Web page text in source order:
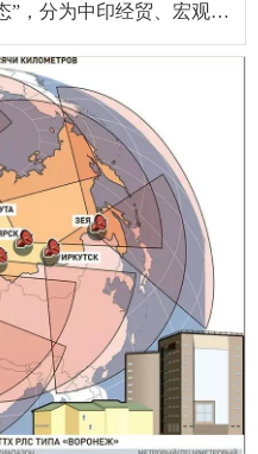
”，分为中印经贸、宏观战
块，